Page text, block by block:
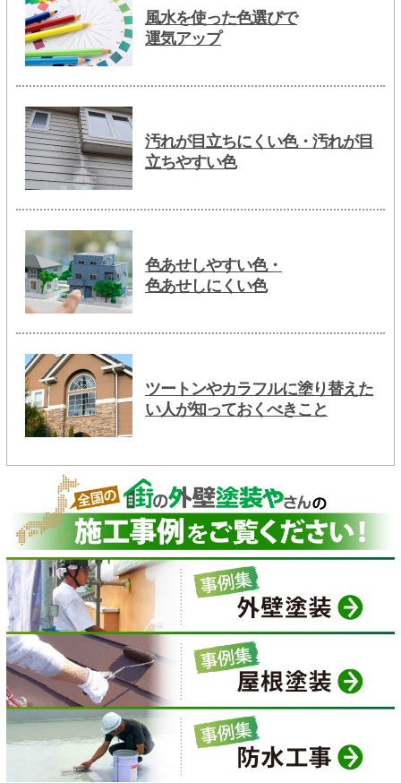
風水を使った色選びで
運気アップ
汚れが目立ちにくい色・汚れが目
立ちやすい色
色あせしやすい色・
色あせしにくい色
ツートンやカラフルに塗り替えた
い人が知っておくべきこと